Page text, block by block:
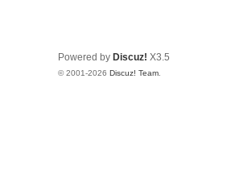
Powered by Discuz! X3.5
© 2001-2026 Discuz! Team